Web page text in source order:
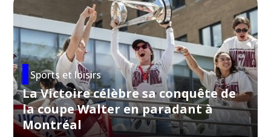
Sports et loisirs
La Victoire célèbre sa conquête de
la coupe Walter en paradant à
Montréal